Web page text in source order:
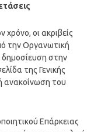
χρόνο, οι ακριβείς
την Οργανωτική
δημοσίευση στην
της Γενικής
ανακοίνωση του
Επάρκειας